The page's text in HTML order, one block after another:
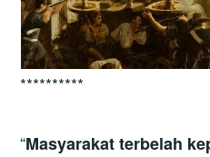
**********
“Masyarakat terbelah